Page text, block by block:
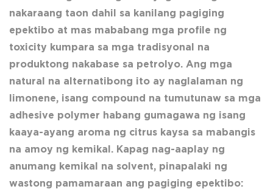
nakaraang taon dahil sa kanilang pagiging
epektibo at mas mababang mga profile ng
toxicity kumpara sa mga tradisyonal na
produktong nakabase sa petrolyo. Ang mga
natural na alternatibong ito ay naglalaman ng
limonene, isang compound na tumutunaw sa mga
adhesive polymer habang gumagawa ng isang
kaaya-ayang aroma ng citrus kaysa sa mabangis
na amoy ng kemikal. Kapag nag-aaplay ng
anumang kemikal na solvent, pinapalaki ng
wastong pamamaraan ang pagiging epektibo: